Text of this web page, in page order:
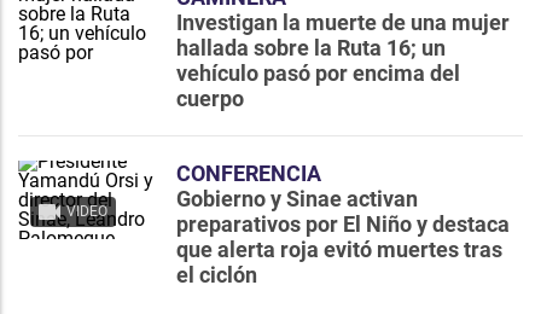
Investigan la muerte de una mujer
hallada sobre la Ruta 16; un
vehículo pasó por encima del
cuerpo
VIDEO
CONFERENCIA
Gobierno y Sinae activan
preparativos por El Niño y destaca
que alerta roja evitó muertes tras
el ciclón